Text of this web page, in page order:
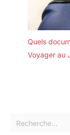
Quels
Voyager au